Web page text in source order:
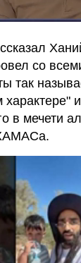
со
так
в мечети